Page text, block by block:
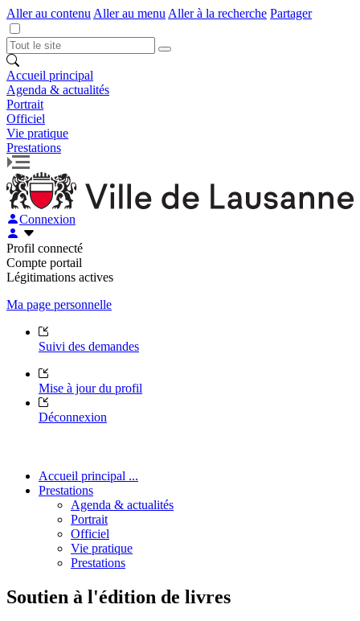
Aller au contenu Aller au menu Aller à la recherche Partager
Accueil principal
Agenda & actualités
Portrait
Officiel
Vie pratique
Prestations
Connexion
Profil connecté
Compte portail
Légitimations actives
Ma page personnelle
Suivi des demandes
Mise à jour du profil
Déconnexion
Accueil principal ...
Prestations
Agenda & actualités
Portrait
Officiel
Vie pratique
Prestations
Soutien à l'édition de livres